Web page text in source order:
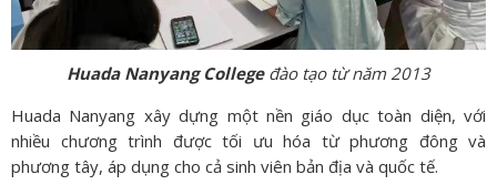
Huada Nanyang Collegeđào tạo từ năm 2013
Huada Nanyang xây dựng một nền giáo dục toàn diện, với
nhiều chương trình được tối ưu hóa từ phương đông và
phương tây, áp dụng cho cả sinh viên bản địa và quốc tế.